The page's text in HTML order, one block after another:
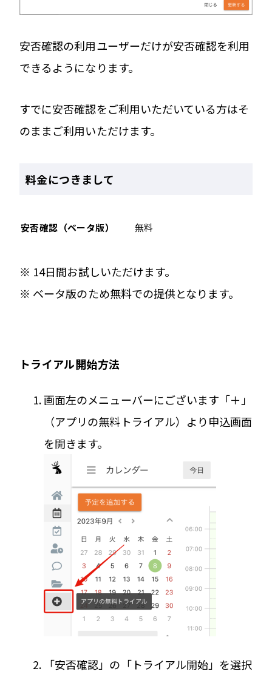
安否確認の利用ユーザーだけが安否確認を利用
できるようになります。
すでに安否確認をご利用いただいている方はそ
のままご利用いただけます。
料金につきまして
安否確認（ベータ版） 無料
※ 14日間お試しいただけます。
※ ベータ版のため無料での提供となります。
トライアル開始方法
画面左のメニューバーにございます「＋」
（アプリの無料トライアル）より申込画面
を開きます。
「安否確認」の「トライアル開始」を選択